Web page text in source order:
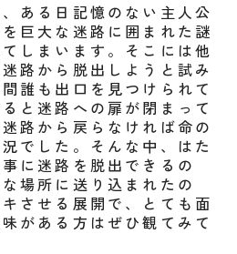
ある日記憶のない主人公
巨大な迷路に囲まれた謎
しまいます。そこには他
路から脱出しようと試み
誰も出口を見つけられて
と迷路への扉が閉まって
路から戻らなければ命の
でした。そんな中、はた
に迷路を脱出できるの
場所に送り込まれたの
させる展開で、とても面
がある方はぜひ観てみて